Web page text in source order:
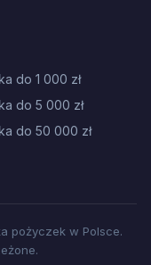
do 1 000 zł
do 5 000 zł
do 50 000 zł
pożyczek w Polsce.